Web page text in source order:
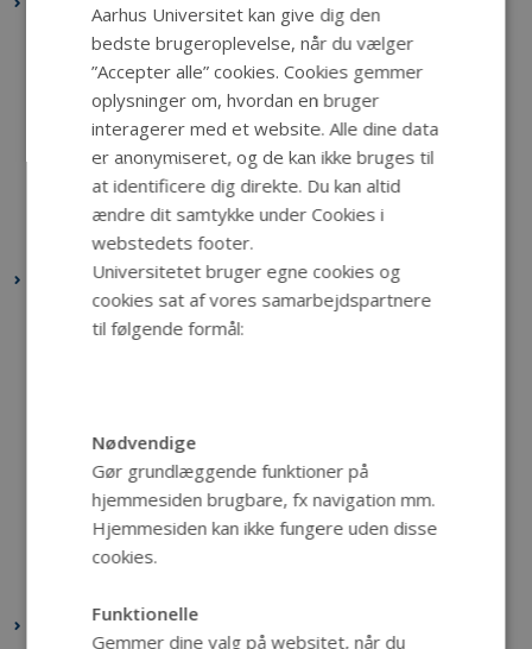
december 2021(1 post)
oktober 2021 (1 post)
september 2021(1 post)
maj 2021(1 post)
april 2021
(1 post)
februar 2021(1 post)
januar 2021(1 post)
december 2020 (1 post)
juni 2020(1 post)
maj 2020 (1 post)
april 2020(1 post)
marts 2020(1 post)
Aarhus Universitet kan give dig den
bedste brugeroplevelse, når du vælger
”Accepter alle” cookies. Cookies gemmer
oplysninger om, hvordan en bruger
interagerer med et website. Alle dine data
er anonymiseret, og de kan ikke bruges til
at identificere dig direkte. Du kan altid
ændre dit samtykke under Cookies i
webstedets footer.
Universitetet bruger egne cookies og
cookies sat af vores samarbejdspartnere
til følgende formål:
Nødvendige
Gør grundlæggende funktioner på
hjemmesiden brugbare, fx navigation mm.
Hjemmesiden kan ikke fungere uden disse
cookies.
Funktionelle
Gemmer dine valg på websitet, når du